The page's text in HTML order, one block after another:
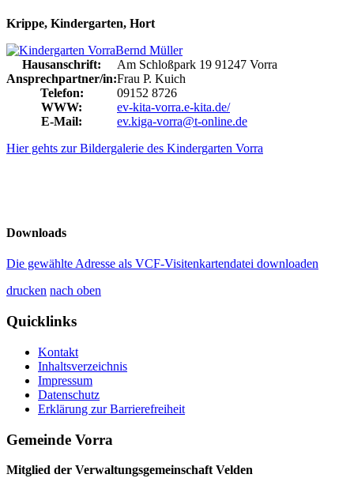
Krippe, Kindergarten, Hort
Bernd Müller
Hausanschrift:
Am Schloßpark 19 91247 Vorra
Ansprechpartner/in:Frau P. Kuich
Telefon:
09152 8726
WWW:
ev-kita-vorra.e-kita.de/
E-Mail:
ev.kiga-vorra@t-online.de
Hier gehts zur Bildergalerie des Kindergarten Vorra
Downloads
Die gewählte Adresse als VCF-Visitenkartendatei downloaden
drucken nach oben
Quicklinks
Kontakt
Inhaltsverzeichnis
Impressum
Datenschutz
Erklärung zur Barrierefreiheit
Gemeinde Vorra
Mitglied der Verwaltungsgemeinschaft Velden